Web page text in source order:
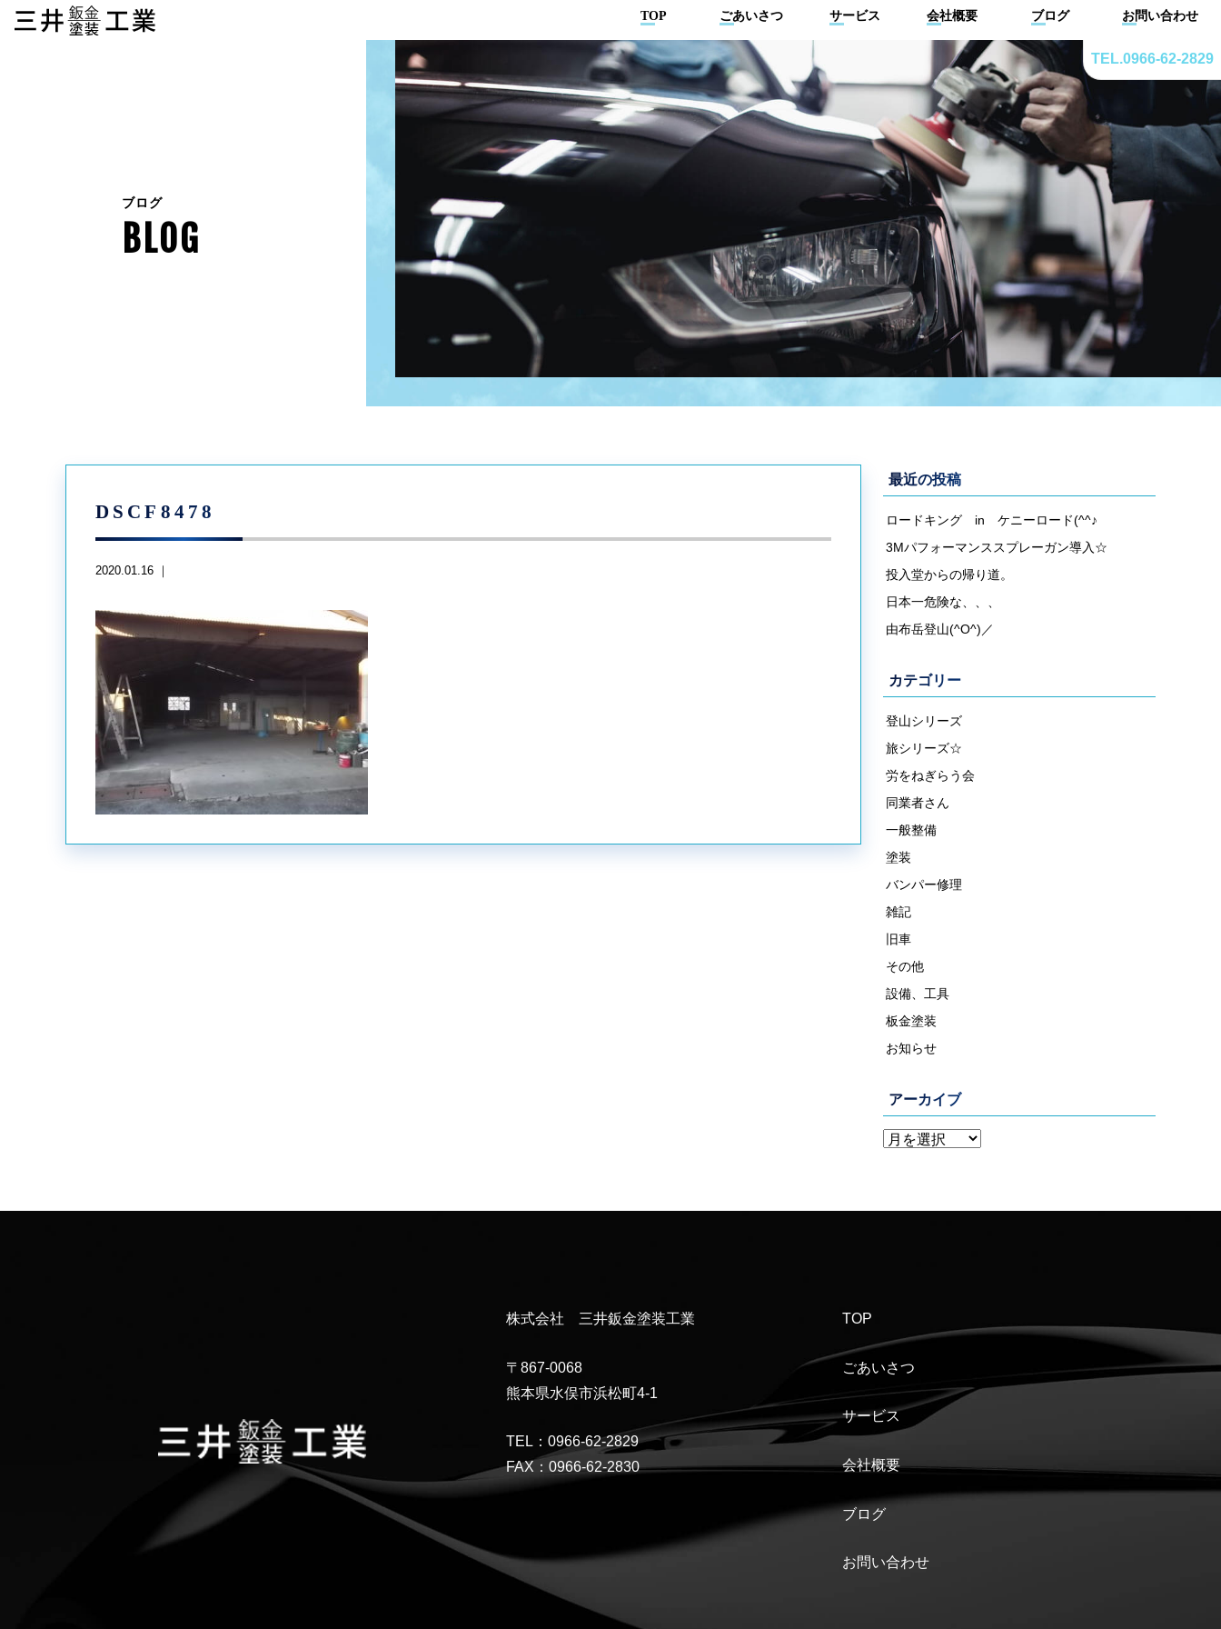
TEL.0966-62-2829
TOP ごあいさつ サービス 会社概要 ブログ お問い合わせ
ブログ
BLOG
DSCF8478
2020.01.16 ｜
最近の投稿
ロードキング in ケニーロード(^^♪
3Mパフォーマンススプレーガン導入☆
投入堂からの帰り道。
日本一危険な、、、
由布岳登山(^O^)／
カテゴリー
登山シリーズ
旅シリーズ☆
労をねぎらう会
同業者さん
一般整備
塗装
バンパー修理
雑記
旧車
その他
設備、工具
板金塗装
お知らせ
アーカイブ
株式会社 三井鈑金塗装工業
〒867-0068
熊本県水俣市浜松町4-1
TEL：0966-62-2829
FAX：0966-62-2830
TOP
ごあいさつ
サービス
会社概要
ブログ
お問い合わせ